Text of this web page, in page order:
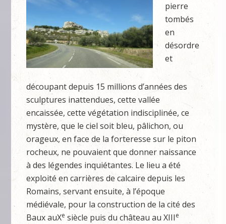
pierre
tombés
en
désordre
et
découpant depuis 15 millions d’années des
sculptures inattendues, cette vallée
encaissée, cette végétation indisciplinée, ce
mystère, que le ciel soit bleu, pâlichon, ou
orageux, en face de la forteresse sur le piton
rocheux, ne pouvaient que donner naissance
à des légendes inquiétantes. Le lieu a été
exploité en carrières de calcaire depuis les
Romains, servant ensuite, à l’époque
médiévale, pour la construction de la cité des
Baux auXe siècle puis du château au XIIIe